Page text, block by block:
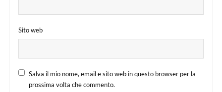
Sito web
Salva il mio nome, email e sito web in questo browser per la
prossima volta che commento.